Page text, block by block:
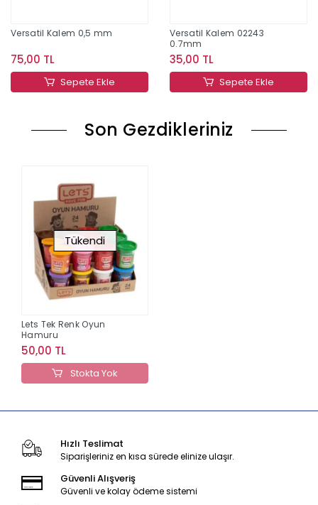
Versatil Kalem 0,5 mm
75,00 TL
Sepete Ekle
Versatil Kalem 02243
0.7mm
35,00 TL
Sepete Ekle
Son Gezdikleriniz
Tükendi
Lets Tek Renk Oyun
Hamuru
50,00 TL
Stokta Yok
Hızlı Teslimat
Siparişleriniz en kısa sürede elinize ulaşır.
Güvenli Alışveriş
Güvenli ve kolay ödeme sistemi